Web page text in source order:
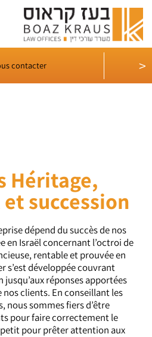
>
contacter
Héritage,
succession
dépend du succès de nos
en Israël concernant l’octroi de
rentable et prouvée en
s’est développée couvrant
réponses apportées
nos clients. En conseillant les
nous sommes fiers d’être
pour faire correctement le
pour prêter attention aux